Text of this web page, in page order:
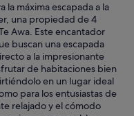
la máxima escapada a la
una propiedad de 4
Awa. Este encantador
buscan una escapada
a la impresionante
de habitaciones bien
en un lugar ideal
para los entusiastas de
relajado y el cómodo